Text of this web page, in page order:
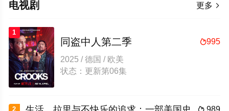
更多 
电视剧
1
995
同盗中人第二季
2025 / 德国 / 欧美
状态：更新第06集
2  989